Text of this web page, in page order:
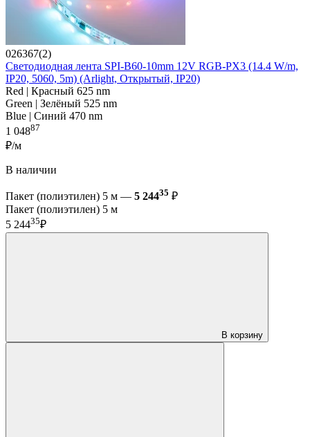
026367(2)
Светодиодная лента SPI-B60-10mm 12V RGB-PX3 (14.4 W/m,
IP20, 5060, 5m) (Arlight, Открытый, IP20)
Red | Красный 625 nm
Green | Зелёный 525 nm
Blue | Синий 470 nm
1 04887
₽/м
В наличии
Пакет (полиэтилен) 5 м — 5 24435 ₽
Пакет (полиэтилен) 5 м
5 24435₽
В корзину